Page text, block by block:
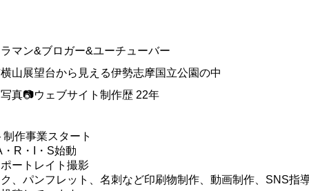
マン&ブロガー&ユーチューバー
山展望台から見える伊勢志摩国立公園の中
真📷ウェブサイト制作歴 22年
作事業スタート
R・I・S始動
ートレイト撮影
、パンフレット、名刺など印刷物制作、動画制作、SNS指